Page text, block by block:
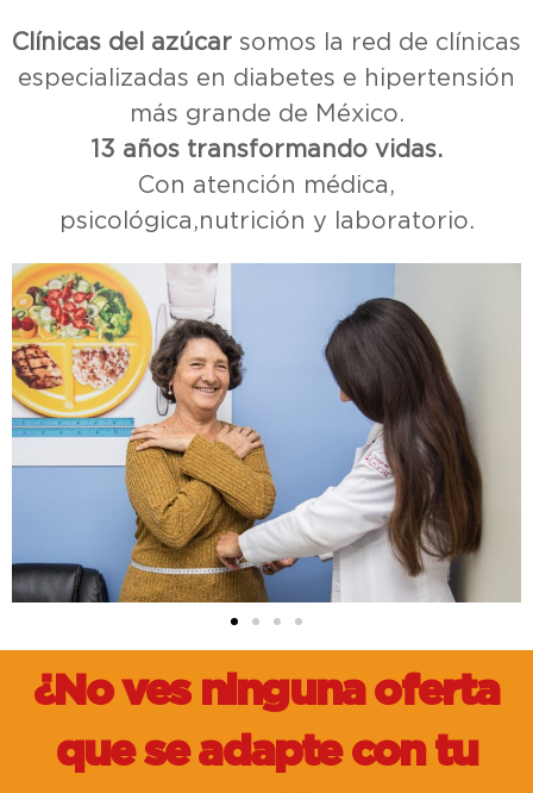
Clínicas del azúcar somos la red de clínicas
especializadas en diabetes e hipertensión
más grande de México.
13 años transformando vidas.
Con atención médica,
psicológica,nutrición y laboratorio.
¿No ves ninguna oferta
que se adapte con tu